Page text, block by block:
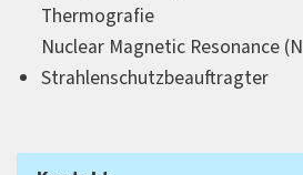
Thermografie
Nuclear Magnetic Resonance
Strahlenschutzbeauftragter